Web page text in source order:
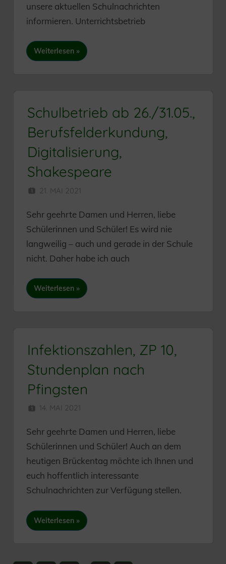
unsere aktuellen Schulnachrichten
informieren. Unterrichtsbetrieb
Weiterlesen
Schulbetrieb ab 26./31.05.,
Berufsfelderkundung,
Digitalisierung,
Shakespeare
21. MAI 2021
Sehr geehrte Damen und Herren, liebe
Schülerinnen und Schüler! Es wird nie
langweilig – auch und gerade in der Schule
nicht. Daher habe ich auch
Weiterlesen
Infektionszahlen, ZP 10,
Stundenplan nach
Pfingsten
14. MAI 2021
Sehr geehrte Damen und Herren, liebe
Schülerinnen und Schüler! Auch an dem
heutigen Brückentag möchte ich Ihnen und
euch hoffentlich interessante
Schulnachrichten zur Verfügung stellen.
Weiterlesen